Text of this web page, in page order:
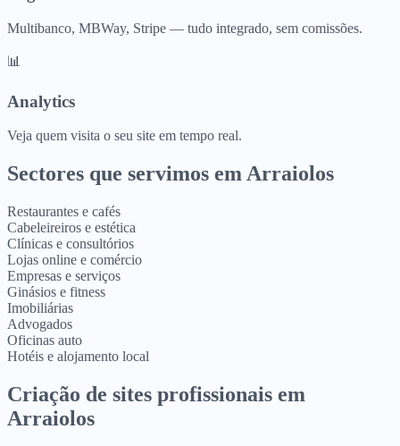
Multibanco, MBWay, Stripe — tudo integrado, sem comissões.
📊
Analytics
Veja quem visita o seu site em tempo real.
Sectores que servimos em Arraiolos
Restaurantes e cafés
Cabeleireiros e estética
Clínicas e consultórios
Lojas online e comércio
Empresas e serviços
Ginásios e fitness
Imobiliárias
Advogados
Oficinas auto
Hotéis e alojamento local
Criação de sites profissionais em
Arraiolos